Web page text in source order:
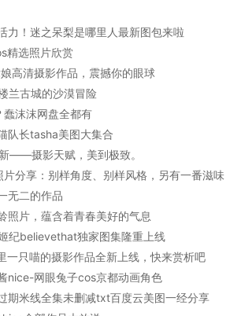
力！迷之呆梨是哪里人最新图包来啦
精选照片欣赏
高清摄影作品，震撼你的眼球
兰古城的沙漠冒险
沫沫网盘全都有
队长tasha美图大集合
——摄影天赋，美到极致。
分享：别样角度、别样风格，另有一番滋味
无二的作品
照片，蕴含着青春美好的气息
纪believethat独家图集隆重上线
一只喵的摄影作品全新上线，快来赏析吧
nice-网眼兔子cos京都动画角色
期米线全集未删减txt百度云美图一经分享